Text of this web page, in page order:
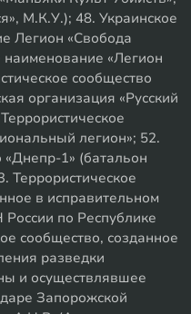
М.К.У.); 48. Украинское
Легион «Свобода
наименование «Легион
сообщество
организация «Русский
легион»; 52.
«Днепр-1» (батальон
Террористическое
в исправительном
по Республике
сообщество, созданное
разведки
и осуществлявшее
Запорожской